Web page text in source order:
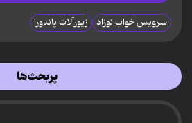
سرویس خواب نوزاد زیورآلات پاندورا
پربحث‌ها